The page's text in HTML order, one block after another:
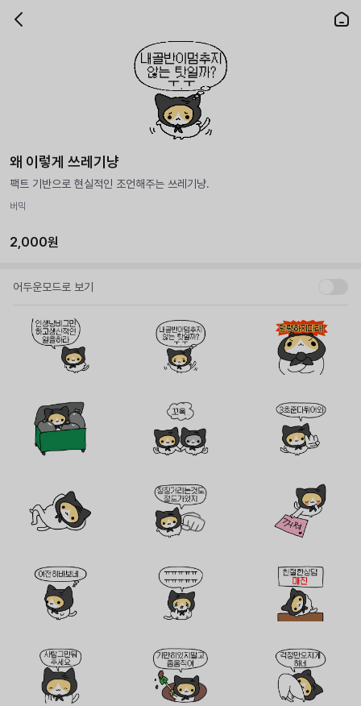
왜 이렇게 쓰레기냥
팩트 기반으로 현실적인 조언해주는 쓰레기냥.
버믹
2,000원
어두운모드로 보기